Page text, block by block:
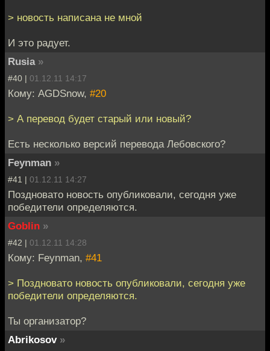
> новость написана не мной
И это радует.
Rusia »
#40 | 01.12.11 14:17
Кому: AGDSnow, #20
> А перевод будет старый или новый?
Есть несколько версий перевода Лебовского?
Feynman »
#41 | 01.12.11 14:27
Поздновато новость опубликовали, сегодня уже
победители определяются.
Goblin »
#42 | 01.12.11 14:28
Кому: Feynman, #41
> Поздновато новость опубликовали, сегодня уже
победители определяются.
Ты организатор?
Abrikosov »